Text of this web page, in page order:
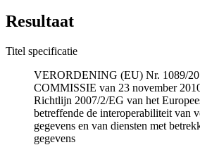
Resultaat
Titel specificatie
VERORDENING (EU) Nr. 1089/
COMMISSIE van 23 november
Richtlijn 2007/2/EG van het
betreffende de interoperabiliteit van
gegevens en van diensten met
gegevens